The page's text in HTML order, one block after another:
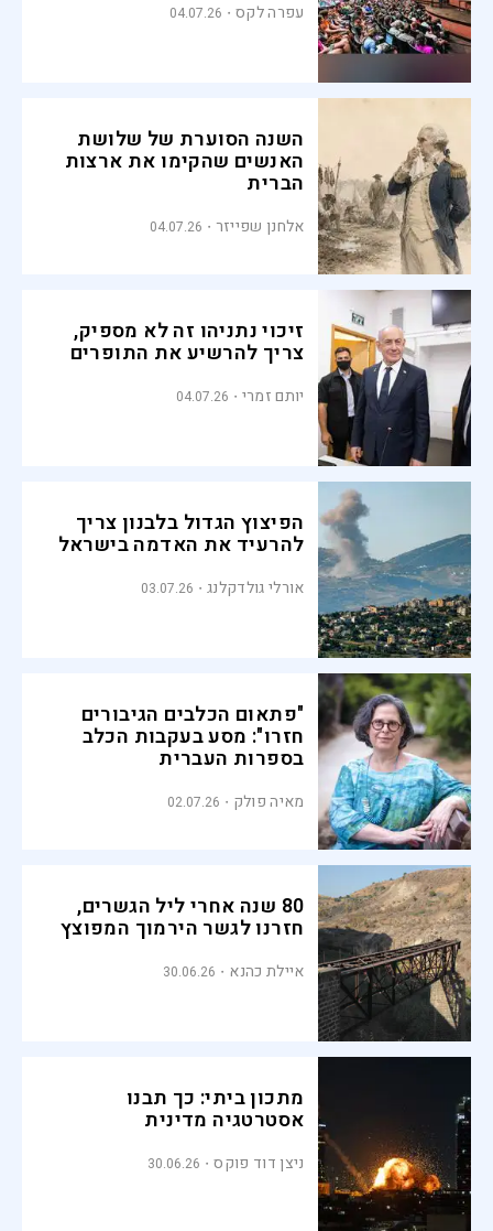
עפרה לקס 04.07.26
השנה הסוערת של שלושת
האנשים שהקימו את ארצות
הברית
אלחנן שפייזר 04.07.26
זיכוי נתניהו זה לא מספיק,
צריך להרשיע את התופרים
יותם זמרי 04.07.26
הפיצוץ הגדול בלבנון צריך
להרעיד את האדמה בישראל
אורלי גולדקלנג 03.07.26
"פתאום הכלבים הגיבורים
חזרו": מסע בעקבות הכלב
בספרות העברית
מאיה פולק 02.07.26
80 שנה אחרי ליל הגשרים,
חזרנו לגשר הירמוך המפוצץ
איילת כהנא 30.06.26
מתכון ביתי: כך תבנו
אסטרטגיה מדינית
ניצן דוד פוקס 30.06.26